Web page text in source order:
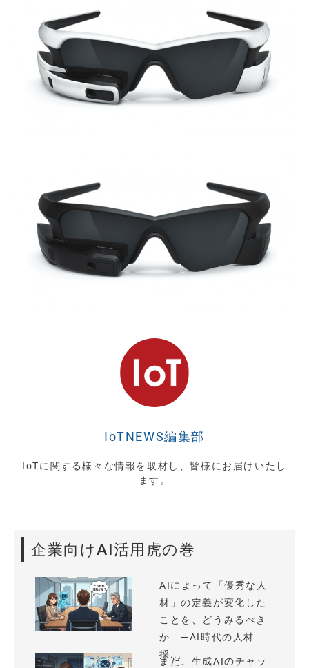
IoTNEWS編集部
IoTに関する様々な情報を取材し、皆様にお届けいたし
ます。
企業向けAI活用虎の巻
AIによって「優秀な人
材」の定義が変化した
ことを、どうみるべき
か —AI時代の人材
採...
まだ、生成AIのチャッ